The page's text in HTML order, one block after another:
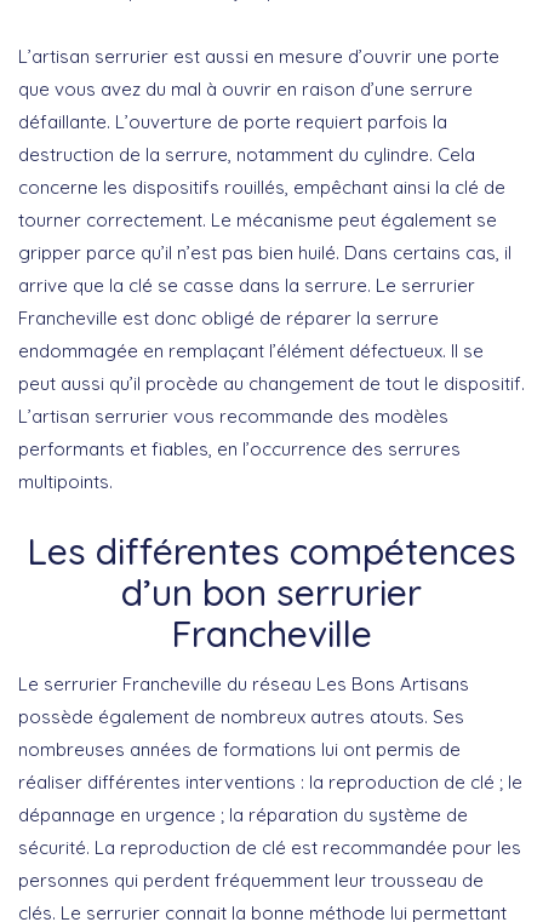
L’artisan serrurier est aussi en mesure d’ouvrir une porte
que vous avez du mal à ouvrir en raison d’une serrure
défaillante. L’ouverture de porte requiert parfois la
destruction de la serrure, notamment du cylindre. Cela
concerne les dispositifs rouillés, empêchant ainsi la clé de
tourner correctement. Le mécanisme peut également se
gripper parce qu’il n’est pas bien huilé. Dans certains cas, il
arrive que la clé se casse dans la serrure. Le serrurier
Francheville est donc obligé de réparer la serrure
endommagée en remplaçant l’élément défectueux. Il se
peut aussi qu’il procède au changement de tout le dispositif.
L’artisan serrurier vous recommande des modèles
performants et fiables, en l’occurrence des serrures
multipoints.
Les différentes compétences
d’un bon serrurier
Francheville
Le serrurier Francheville du réseau Les Bons Artisans
possède également de nombreux autres atouts. Ses
nombreuses années de formations lui ont permis de
réaliser différentes interventions : la reproduction de clé ; le
dépannage en urgence ; la réparation du système de
sécurité. La reproduction de clé est recommandée pour les
personnes qui perdent fréquemment leur trousseau de
clés. Le serrurier connait la bonne méthode lui permettant